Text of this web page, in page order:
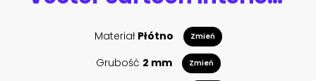
Materiał Płótno Zmień
Grubość 2 mm Zmień